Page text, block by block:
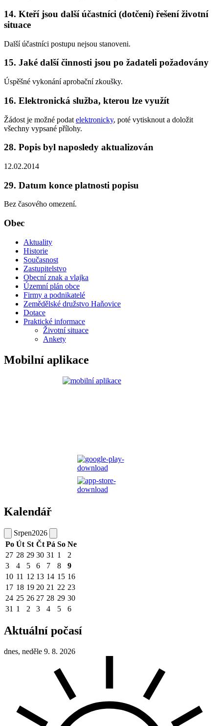
14. Kteří jsou další účastníci (dotčení) řešení životní
situace
Další účastníci postupu nejsou stanoveni.
15. Jaké další činnosti jsou po žadateli požadovány
Úspěšné vykonání aprobační zkoušky.
16. Elektronická služba, kterou lze využít
Žádost je možné podat elektronicky, poté vytisknout a doložit
všechny vypsané přílohy.
28. Popis byl naposledy aktualizován
12.02.2014
29. Datum konce platnosti popisu
Bez časového omezení.
Obec
Aktuality
Historie
Současnost
Zastupitelstvo
Obecní znak a vlajka
Územní plán obce
Firmy a podnikatelé
Zemědělské družstvo Haňovice
Dotace
Praktické informace
Životní situace
Ankety
Mobilní aplikace
Kalendář
Srpen2026
Po Út St Čt Pá So Ne
27 28 29 30 31 1
2
3
4 5 6 7 8
9
10 11 12 13 14 15 16
17 18 19 20 21 22 23
24 25 26 27 28 29 30
31 1 2 3 4 5 6
Aktuální počasí
dnes, neděle 9. 8. 2026